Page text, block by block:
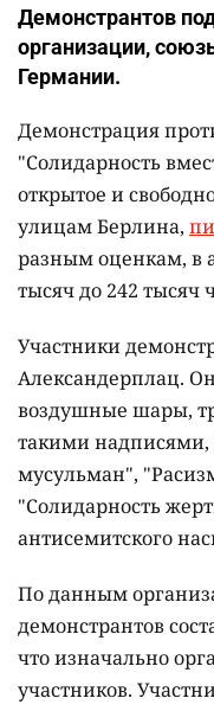
Демонстрантов
организации,
Германии.
Демонстрация
"Солидарность
открытое и
улицам Берлина,
разным оценкам, в
тысяч до 242 тысяч
Участники
Александерплац.
воздушные шары,
такими надписями,
мусульман",
"Солидарность
антисемитского
По данным
демонстрантов
что изначально
участников.